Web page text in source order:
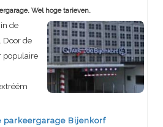
Wel hoge tarieven.
de
Door de
populaire
parkeergarage Bijenkorf